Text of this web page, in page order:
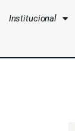
Institucional